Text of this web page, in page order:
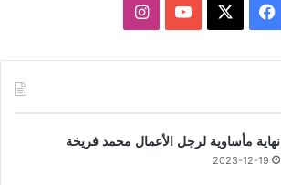
فيسبوك يوتيوبانستقرام
نهاية مأساوية لرجل الأعمال محمد فريخة
2023-12-19